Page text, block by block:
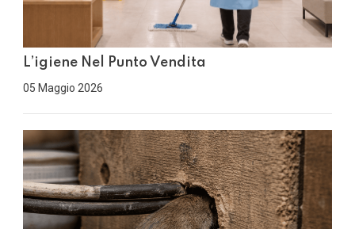
L’igiene Nel Punto Vendita
05 Maggio 2026